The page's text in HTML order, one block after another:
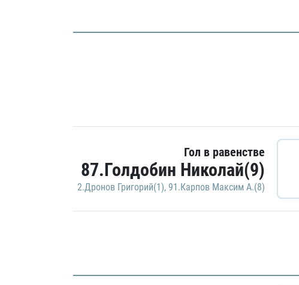
Гол в равенстве
87.Голдобин Николай(9)
2.Дронов Григорий(1), 91.Карпов Максим А.(8)